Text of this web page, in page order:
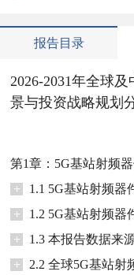
报告目录
2026-2031年全球
景与投资战略规划
第1章：5G基站射频
+
1.1 5G基站射频器
+
1.2 5G基站射频器
+
1.3 本报告数据来
+
2.2 全球5G基站射